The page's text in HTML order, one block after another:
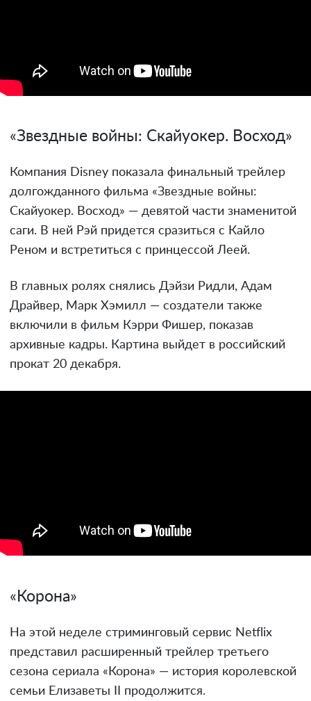
«Звездные войны: Скайуокер. Восход»
Компания Disney показала финальный трейлер
долгожданного фильма «Звездные войны:
Скайуокер. Восход» — девятой части знаменитой
саги. В ней Рэй придется сразиться с Кайло
Реном и встретиться с принцессой Леей.
В главных ролях снялись Дэйзи Ридли, Адам
Драйвер, Марк Хэмилл — создатели также
включили в фильм Кэрри Фишер, показав
архивные кадры. Картина выйдет в российский
прокат 20 декабря.
«Корона»
На этой неделе стриминговый сервис Netflix
представил расширенный трейлер третьего
сезона сериала «Корона» — история королевской
семьи Елизаветы II продолжится.